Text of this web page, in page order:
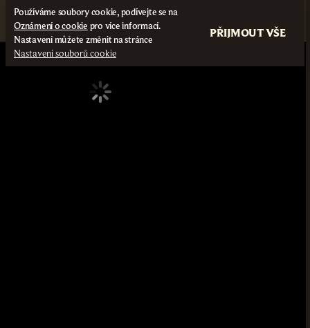
Používáme soubory cookie, podívejte se na
Oznámení o cookie pro více informací.
Nastavení můžete změnit na stránce
Nastavení souborů cookie
PŘIJMOUT VŠE